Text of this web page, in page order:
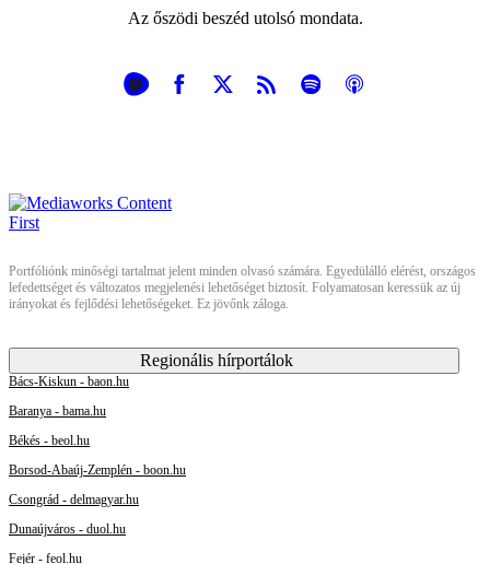
Az őszödi beszéd utolsó mondata.
Portfóliónk minőségi tartalmat jelent minden olvasó számára. Egyedülálló elérést, országos
lefedettséget és változatos megjelenési lehetőséget biztosít. Folyamatosan keressük az új
irányokat és fejlődési lehetőségeket. Ez jövőnk záloga.
Regionális hírportálok
Bács-Kiskun - baon.hu
Baranya - bama.hu
Békés - beol.hu
Borsod-Abaúj-Zemplén - boon.hu
Csongrád - delmagyar.hu
Dunaújváros - duol.hu
Fejér - feol.hu